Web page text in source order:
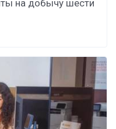
на добычу шести